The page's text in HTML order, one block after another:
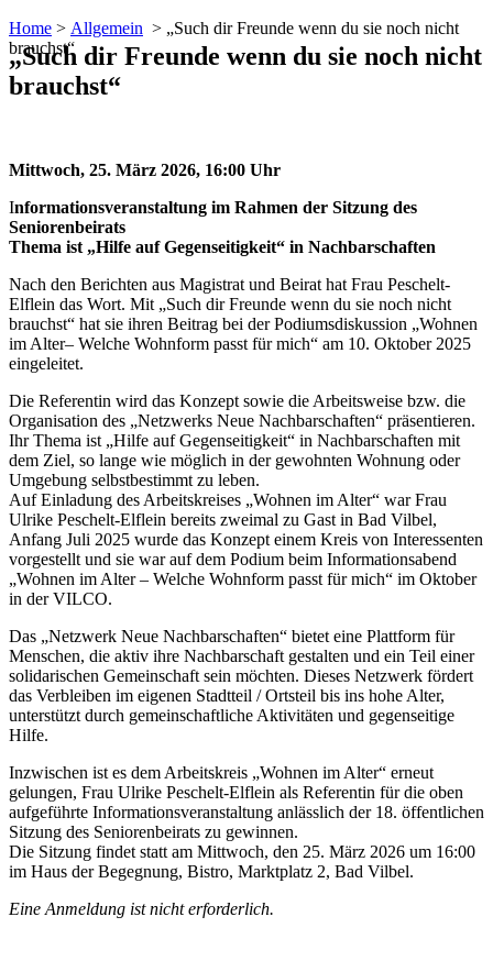
Home > Allgemein > „Such dir Freunde wenn du sie noch nicht
brauchst“
„Such dir Freunde wenn du sie noch nicht
brauchst“
Mittwoch, 25. März 2026, 16:00 Uhr
Informationsveranstaltung im Rahmen der Sitzung des
Seniorenbeirats
Thema ist „Hilfe auf Gegenseitigkeit“ in Nachbarschaften
Nach den Berichten aus Magistrat und Beirat hat Frau Peschelt-
Elflein das Wort. Mit „Such dir Freunde wenn du sie noch nicht
brauchst“ hat sie ihren Beitrag bei der Podiumsdiskussion „Wohnen
im Alter– Welche Wohnform passt für mich“ am 10. Oktober 2025
eingeleitet.
Die Referentin wird das Konzept sowie die Arbeitsweise bzw. die
Organisation des „Netzwerks Neue Nachbarschaften“ präsentieren.
Ihr Thema ist „Hilfe auf Gegenseitigkeit“ in Nachbarschaften mit
dem Ziel, so lange wie möglich in der gewohnten Wohnung oder
Umgebung selbstbestimmt zu leben.
Auf Einladung des Arbeitskreises „Wohnen im Alter“ war Frau
Ulrike Peschelt-Elflein bereits zweimal zu Gast in Bad Vilbel,
Anfang Juli 2025 wurde das Konzept einem Kreis von Interessenten
vorgestellt und sie war auf dem Podium beim Informationsabend
„Wohnen im Alter – Welche Wohnform passt für mich“ im Oktober
in der VILCO.
Das „Netzwerk Neue Nachbarschaften“ bietet eine Plattform für
Menschen, die aktiv ihre Nachbarschaft gestalten und ein Teil einer
solidarischen Gemeinschaft sein möchten. Dieses Netzwerk fördert
das Verbleiben im eigenen Stadtteil / Ortsteil bis ins hohe Alter,
unterstützt durch gemeinschaftliche Aktivitäten und gegenseitige
Hilfe.
Inzwischen ist es dem Arbeitskreis „Wohnen im Alter“ erneut
gelungen, Frau Ulrike Peschelt-Elflein als Referentin für die oben
aufgeführte Informationsveranstaltung anlässlich der 18. öffentlichen
Sitzung des Seniorenbeirats zu gewinnen.
Die Sitzung findet statt am Mittwoch, den 25. März 2026 um 16:00
im Haus der Begegnung, Bistro, Marktplatz 2, Bad Vilbel.
Eine Anmeldung ist nicht erforderlich.